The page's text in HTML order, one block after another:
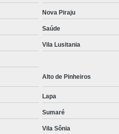
Venda
Nova Piraju
Saúde
Vila Lusitania
Alto de Pinheiros
Lapa
Sumaré
Vila Sônia